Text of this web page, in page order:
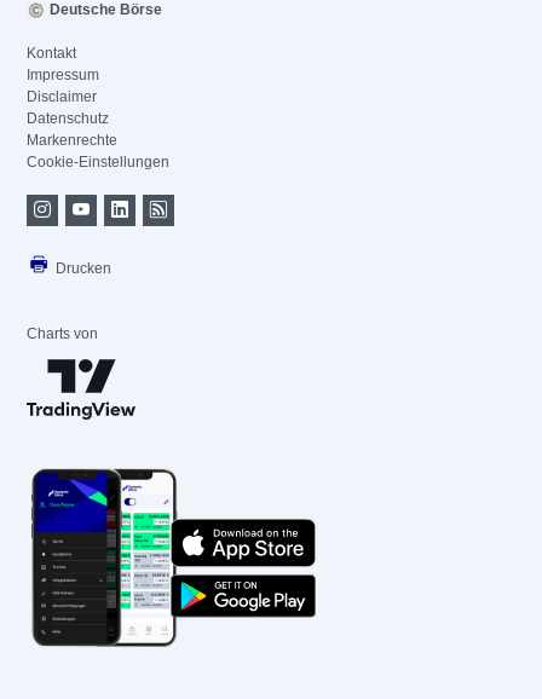
Deutsche Börse
Kontakt
Impressum
Disclaimer
Datenschutz
Markenrechte
Cookie-Einstellungen
Drucken
Charts von